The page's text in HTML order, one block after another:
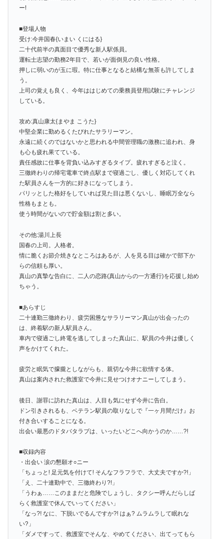
ー!
■登場人物
受け:今井国春{いまい くにはる}
二十代前半の真面目で優秀な新人駅係員。
運転士志望の勤務2年目で、若いが面倒見の良い性格。
押しに弱いのが玉に瑕。特に仕事となると結構な無茶も許してしま
う。
上司の覚えも良く、今年ははじめての乗務員登用試験にチャレンジ
している。
攻め:真山康太{まやま こうた}
中堅企業に勤めるくたびれたサラリーマン。
永遠に続くのではないかと思われる中間管理職の激務に追われ、身
も心も疲れ果てている。
責任感故に仕事を背負い込みすぎるタイプ。疲れすぎると泣く。
三徹終わりの帰宅電車で終点駅まで寝過ごし、優しく対応してくれ
た駅員さんを一方的に好きになってしまう。
パリッとした格好をしていれば見た目は悪くないし、睡眠万全なら
性格もまとも。
使う時間がないので貯金額は割と多い。
その他:湯川上長
国春の上司。人格者。
情に脆くお節介焼きなところはあるが、人を見る目は確かで部下か
らの信頼も厚い。
真山の真摯な告白に、二人の恋路(真山からの一方通行)を応援し始め
ちゃう。
■あらすじ
二十連勤三徹終わり、疲労困憊なサラリーマン真山が出会ったの
は、終着駅の新人駅員さん。
車内で寝過ごし終電を逃してしまった真山に、駅員の今井は優しく
声をかけてくれた。
疲労と眠気で朦朧としながらも、親切な今井に欲情する体。
真山は案内された救護室で今井に見せつけオナニーしてしまう。
後日、謝罪に訪れた真山は、人目も気にせず今井に告白。
ドン引きされるも、ベテラン駅員の取りなしで『一ヶ月間だけ』お
付き合いすることになる。
出会い最悪のドタバタラブは、いったいどこへ向かうのか……?!
■収録内容
・出会い 涙の懇願オ○ニー
「ちょっと! 足元気を付けて! そんなフラフラで、大丈夫ですか?!」
「え、二十連勤中で、三徹終わり?!」
「うわぁ……このままだと危険でしょうし、タクシー呼んだらしば
らく救護室で休んでいってください」
「なっ?! なに、下脱いでるんですか?! はぁ? ムラムラして眠れな
い?」
「ダメですって、救護室でそんな、やめてください、出てってもら